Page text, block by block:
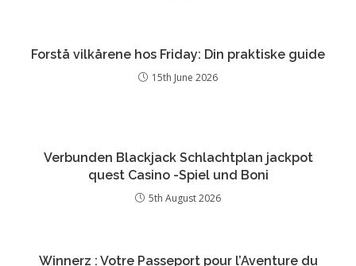
Forstå vilkårene hos Friday: Din praktiske guide
15th June 2026
Verbunden Blackjack Schlachtplan jackpot
quest Casino -Spiel und Boni
5th August 2026
Winnerz : Votre Passeport pour l’Aventure du